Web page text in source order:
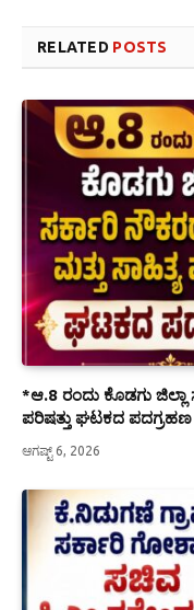
RELATED POSTS
*ಆ.8 ರಂದು ಕೊಡಗು ಜಿಲ್ಲಾ
ಪರಿಷತ್ತು ಘಟಕದ ಪದಗ್ರಹಣ :
ಆಗಷ್ಟ್ 6, 2026